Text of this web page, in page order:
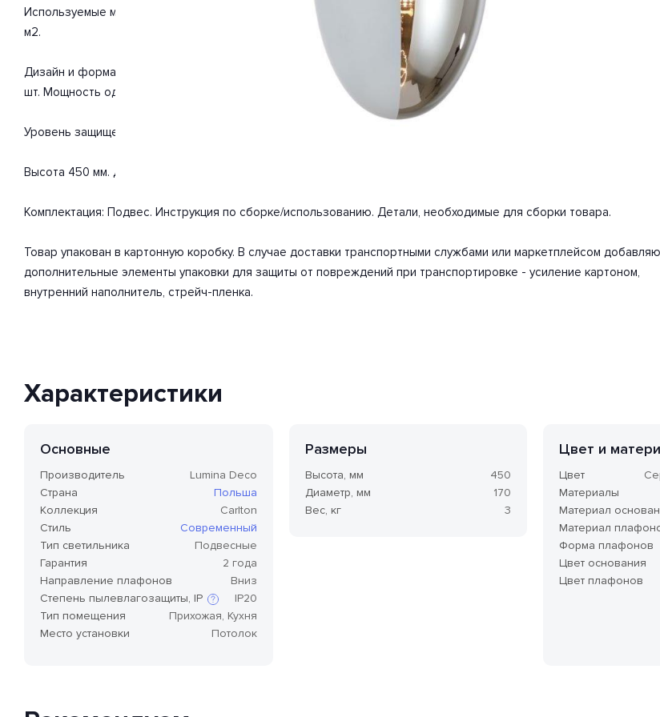
Используемые материалы: металл, стекло. С учетом технических характеристик мощности хватит для освещения
м2.
Дизайн и форма плафона конус. Направление плафонов вниз. Цоколь E27. Вид ламп: накаливания. Количество
шт. Мощность одной лампы составляет 60 Вт. Общая мощность 60 Вт. Напряжение 220-240 Вольт.
Уровень защищенности от влаги и пыли IP20. Расширенная гарантия на товар 2 года.
Высота 450 мм. Диаметр 170 мм. Вес товара 3 кг.
Комплектация: Подвес. Инструкция по сборке/использованию. Детали, необходимые для сборки товара.
Товар упакован в картонную коробку. В случае доставки транспортными службами или маркетплейсом
дополнительные элементы упаковки для защиты от повреждений при транспортировке - усиление картоном,
внутренний наполнитель, стрейч-пленка.
Характеристики
Основные
Производитель
Lumina Deco
Страна
Польша
Коллекция
Carlton
Стиль
Современный
Тип светильника
Подвесные
Гарантия
2 года
Направление плафонов
Вниз
Степень пылевлагозащиты, IP
IP20
Тип помещения
Прихожая, Кухня
Место установки
Потолок
Размеры
Высота, мм
450
Диаметр, мм
170
Вес, кг
3
Цвет и
Цвет
Материалы
Материал
Материал
Форма плафонов
Цвет основания
Цвет плафонов